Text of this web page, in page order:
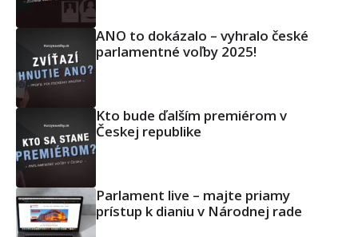
ANO to dokázalo – vyhralo české
parlamentné voľby 2025!
Kto bude ďalším premiérom v
Českej republike
Parlament live – majte priamy
prístup k dianiu v Národnej rade